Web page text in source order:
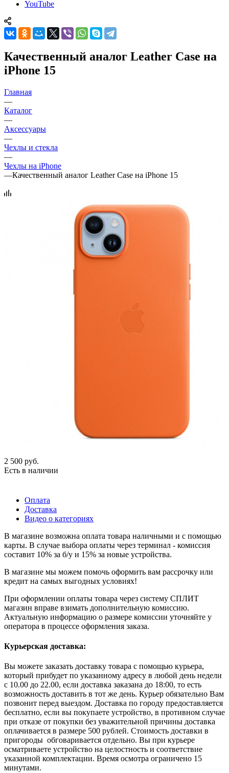
YouTube
Качественный аналог Leather Case на
iPhone 15
Главная
—
Каталог
—
Аксессуары
—
Чехлы и стекла
—
Чехлы на iPhone
—Качественный аналог Leather Case на iPhone 15
2 500 руб.
Есть в наличии
Оплата
Доставка
Видео о категориях
В магазине возможна оплата товара наличными и с помощью
карты. В случае выбора оплаты через терминал - комиссия
составит 10% за б/у и 15% за новые устройства.
В магазине мы можем помочь оформить вам рассрочку или
кредит на самых выгодных условиях!
При оформлении оплаты товара через систему СПЛИТ
магазин вправе взимать дополнительную комиссию.
Актуальную информацию о размере комиссии уточняйте у
оператора в процессе оформления заказа.
Курьерская доставка:
Вы можете заказать доставку товара с помощью курьера,
который прибудет по указанному адресу в любой день недели
с 10.00 до 22.00, если доставка заказана до 18:00, то есть
возможность доставить в тот же день. Курьер обязательно Вам
позвонит перед выездом. Доставка по городу предоставляется
бесплатно, если вы покупаете устройство, в противном случае
при отказе от покупки без уважительной причины доставка
оплачивается в размере 500 рублей. Стоимость доставки в
пригороды обговаривается отдельно. Вы при курьере
осматриваете устройство на целостность и соответствие
указанной комплектации. Время осмотра ограничено 15
минутами.